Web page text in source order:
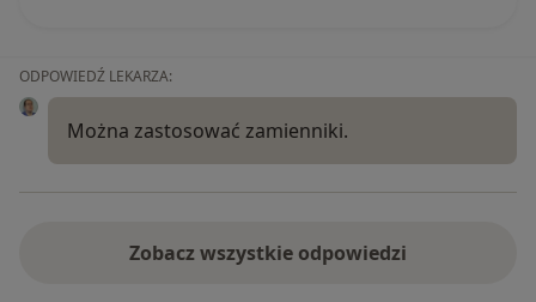
ODPOWIEDŹ LEKARZA:
Można zastosować zamienniki.
Zobacz wszystkie odpowiedzi